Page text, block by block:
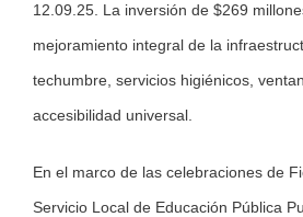
12.09.25. La inversión de $269
mejoramiento integral de la
techumbre, servicios higiénicos,
accesibilidad universal.
En el marco de las celebraciones de
Servicio Local de Educación Pública